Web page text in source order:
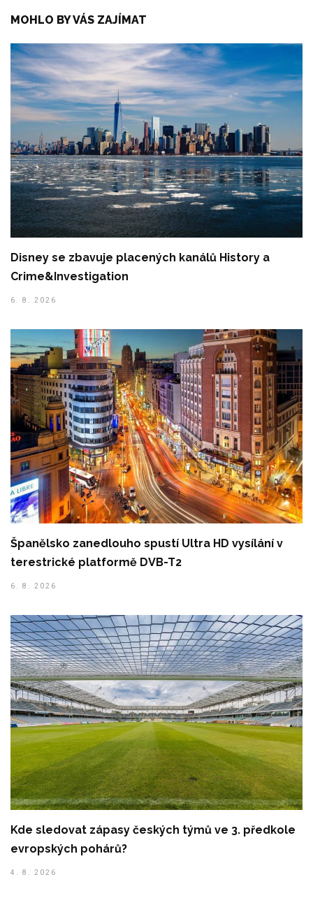
MOHLO BY VÁS ZAJÍMAT
Disney se zbavuje placených kanálů History a
Crime&Investigation
6. 8. 2026
Španělsko zanedlouho spustí Ultra HD vysílání v
terestrické platformě DVB-T2
6. 8. 2026
Kde sledovat zápasy českých týmů ve 3. předkole
evropských pohárů?
4. 8. 2026